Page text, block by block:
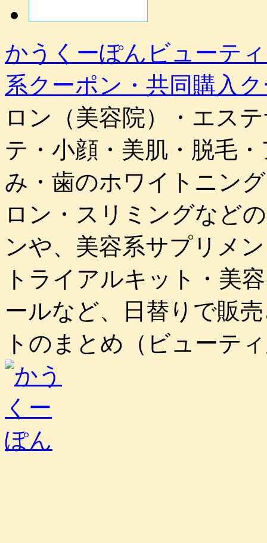
かうくーぽんビューテ
系クーポン・共同購入
ロン（美容院）・エス
テ・小顔・美肌・脱毛
み・歯のホワイトニン
ロン・スリミングなど
ンや、美容系サプリメ
トライアルキット・美
ールなど、日替りで販
トのまとめ（ビューテ